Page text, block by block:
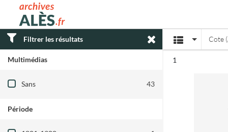
Archives municipales d'Alès
Filtrer les résultats
Multimédias
Filtre les résultats par : Multimédias
Sans 43
Période
Filtre les résultats par : Période
AffichageCote
1